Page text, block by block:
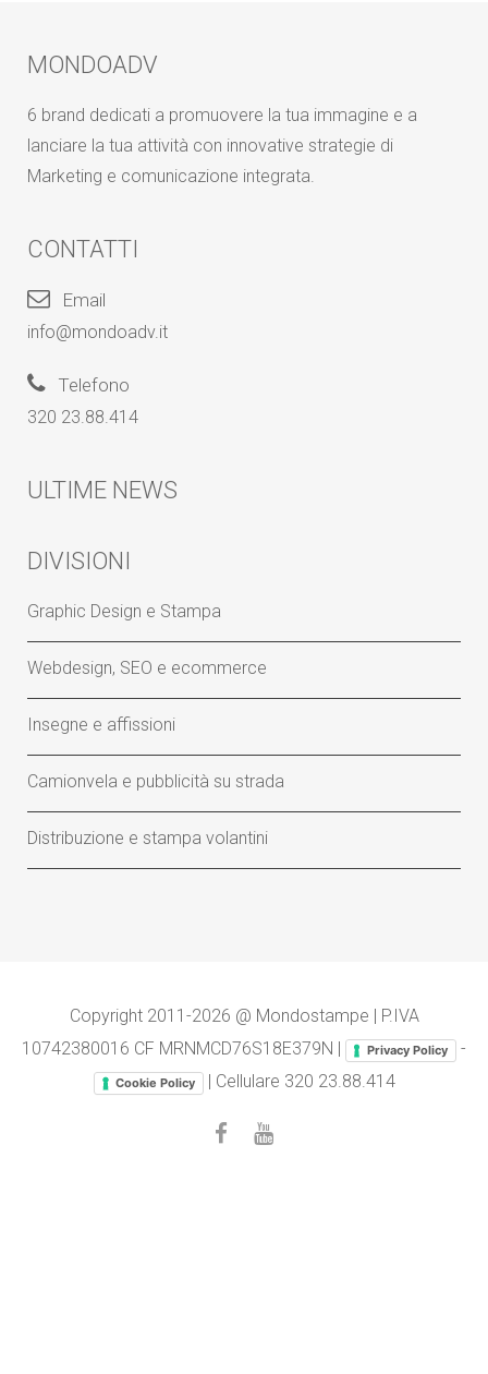
MONDOADV
6 brand dedicati a promuovere la tua immagine e a
lanciare la tua attività con innovative strategie di
Marketing e comunicazione integrata.
CONTATTI
Email
info@mondoadv.it
Telefono
320 23.88.414
ULTIME NEWS
DIVISIONI
Graphic Design e Stampa
Webdesign, SEO e ecommerce
Insegne e affissioni
Camionvela e pubblicità su strada
Distribuzione e stampa volantini
Copyright 2011-2026 @ Mondostampe | P.IVA
10742380016 CF MRNMCD76S18E379N |
Privacy Policy -
Cookie Policy | Cellulare 320 23.88.414